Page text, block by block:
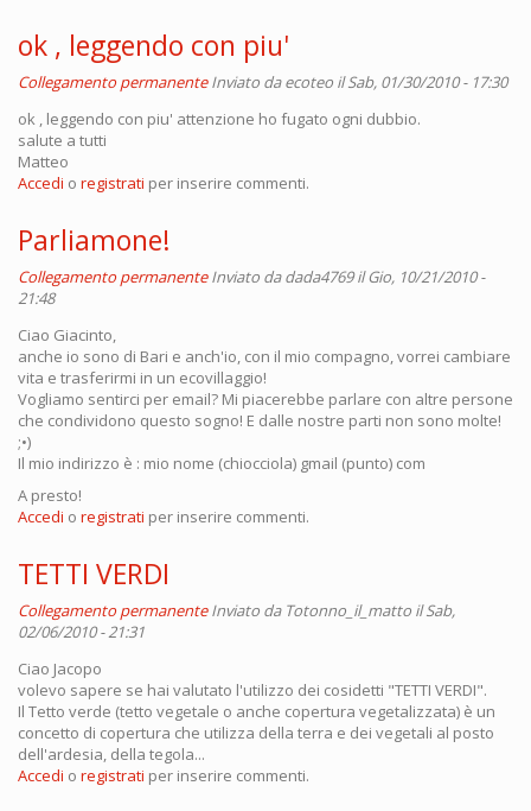
ok , leggendo con piu'
Collegamento permanente Inviato daecoteo il Sab, 01/30/2010 - 17:30
ok , leggendo con piu' attenzione ho fugato ogni dubbio.
salute a tutti
Matteo
Accedi o registrati per inserire commenti.
Parliamone!
Collegamento permanente Inviato dadada4769il Gio, 10/21/2010 -
21:48
Ciao Giacinto,
anche io sono di Bari e anch'io, con il mio compagno, vorrei cambiare
vita e trasferirmi in un ecovillaggio!
Vogliamo sentirci per email? Mi piacerebbe parlare con altre persone
che condividono questo sogno! E dalle nostre parti non sono molte!
;•)
Il mio indirizzo è : mio nome (chiocciola) gmail (punto) com
A presto!
Accedi o registrati per inserire commenti.
TETTI VERDI
Collegamento permanente Inviato da Totonno_il_matto il Sab,
02/06/2010 - 21:31
Ciao Jacopo
volevo sapere se hai valutato l'utilizzo dei cosidetti "TETTI VERDI".
Il Tetto verde (tetto vegetale o anche copertura vegetalizzata) è un
concetto di copertura che utilizza della terra e dei vegetali al posto
dell'ardesia, della tegola...
Accedi o registrati per inserire commenti.